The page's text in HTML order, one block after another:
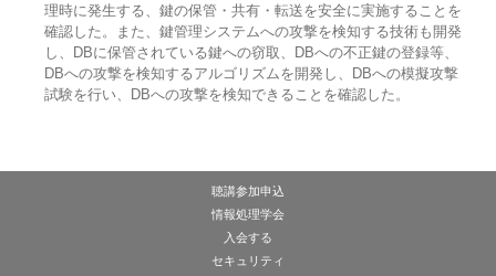
理時に発生する、鍵の保管・共有・転送を安全に実施することを
確認した。また、鍵管理システムへの攻撃を検知する技術も開発
し、DBに保管されている鍵への窃取、DBへの不正鍵の登録等、
DBへの攻撃を検知するアルゴリズムを開発し、DBへの模擬攻撃
試験を行い、DBへの攻撃を検知できることを確認した。
聴講参加申込
情報処理学会
入会する
セキュリティ